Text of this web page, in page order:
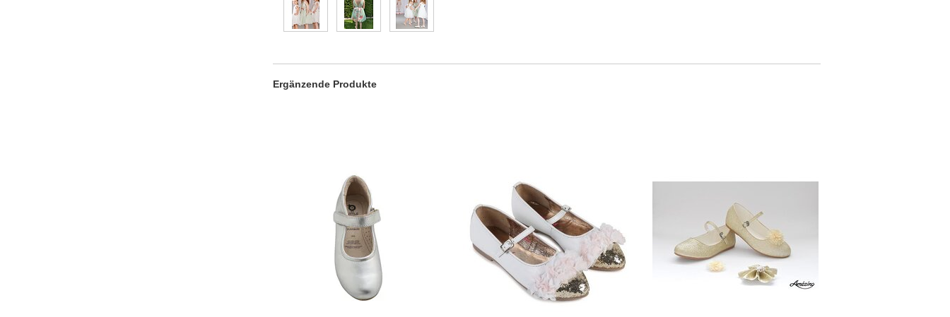
Ergänzende Produkte